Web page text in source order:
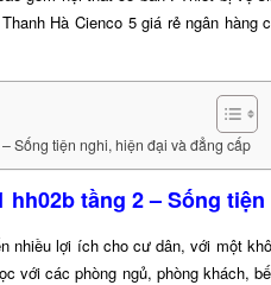
Hà Cienco 5 giá rẻ ngân
Sống tiện nghi, hiện đại và đẳng cấp
tầng 2 – Sống
nhiều lợi ích cho cư dân, với một
với các phòng ngủ, phòng khách,